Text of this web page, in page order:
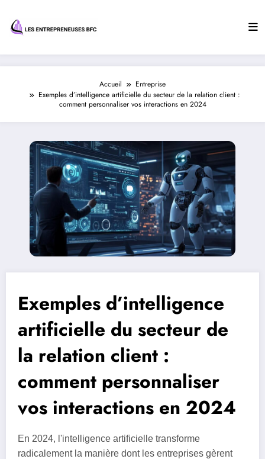
contenu
Accueil
Entreprise
Exemples d’intelligence artificielle du secteur de la relation client :
comment personnaliser vos interactions en 2024
Exemples d’intelligence
artificielle du secteur de
la relation client :
comment personnaliser
vos interactions en 2024
En 2024, l'intelligence artificielle transforme
radicalement la manière dont les entreprises gèrent